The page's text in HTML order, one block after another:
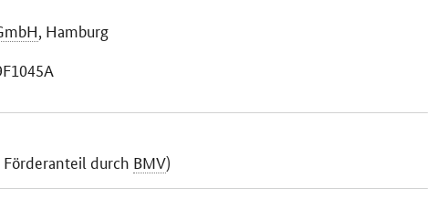
, Hamburg
Förderanteil durch BMV)